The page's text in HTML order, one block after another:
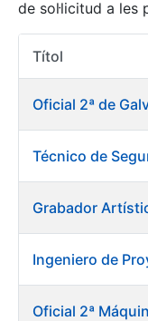
Mostra/Amaga
de sol·licitud a les
Títol
Oficial 2ª de
Técnico de
Grabador
Ingeniero de
Oficial 2ª